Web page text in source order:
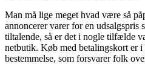
Man må lige meget hvad være så
annoncerer varer for en udsalgspris
tiltalende, så er det i nogle tilfælde
netbutik. Køb med betalingskort er
bestemmelse, som forsvarer folk